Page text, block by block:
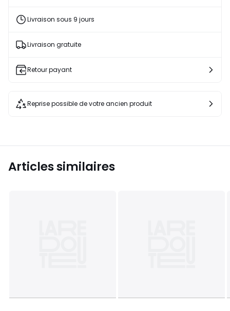
Livraison sous 9 jours
Livraison gratuite
Retour payant
Reprise possible de votre ancien produit
Articles similaires